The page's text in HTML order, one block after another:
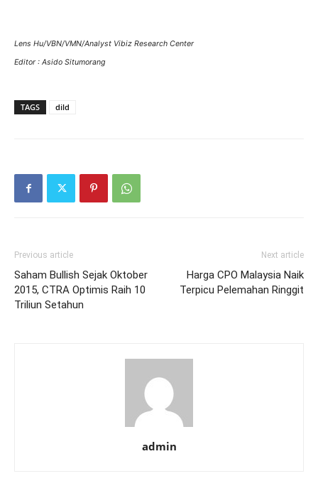
Lens Hu/VBN/VMN/Analyst Vibiz Research Center
Editor : Asido Situmorang
TAGS dild
Previous article
Saham Bullish Sejak Oktober
2015, CTRA Optimis Raih 10
Triliun Setahun
Next article
Harga CPO Malaysia Naik
Terpicu Pelemahan Ringgit
admin